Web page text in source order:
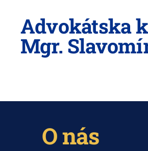
Advokátska
Mgr.
O nás